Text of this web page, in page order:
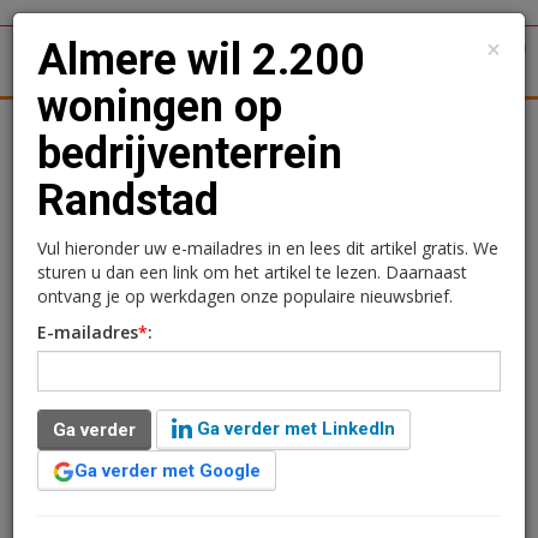
Woningmarkt Kantoren
Almere wil 2.200
woningen op
bedrijventerrein Randstad
Almere wil het gebied Randstad 20 en 21, nu vooral een
bedrijventerrein, stap voor stap omvormen tot een
gemengde stadswijk met circa 2.200 woningen. Het
×
Almere wil 2.200
woningen op
bedrijventerrein
Randstad
Vul hieronder uw e-mailadres in en lees dit artikel gratis. We
sturen u dan een link om het artikel te lezen. Daarnaast
ontvang je op werkdagen onze populaire nieuwsbrief.
E-mailadres*:
Ga verder
Ga verder met LinkedIn
Ga verder met Google